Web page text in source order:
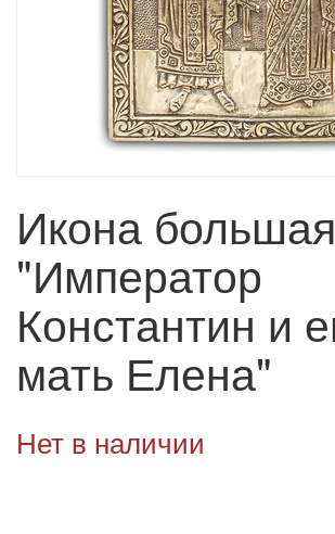
Икона большая
"Император
Константин и
мать Елена"
Нет в наличии